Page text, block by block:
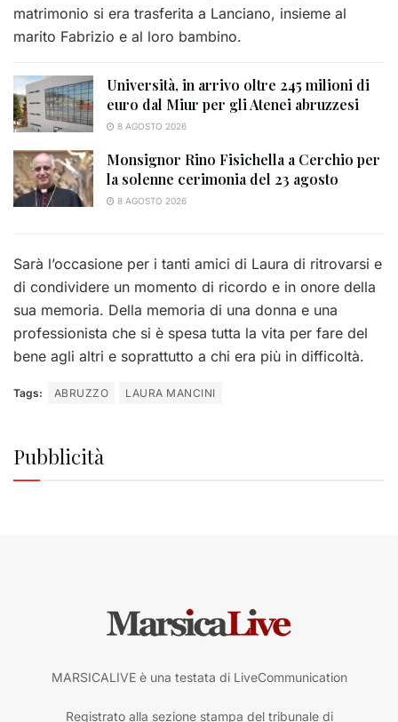
matrimonio si era trasferita a Lanciano, insieme al
marito Fabrizio e al loro bambino.
Università, in arrivo oltre 245 milioni di
euro dal Miur per gli Atenei abruzzesi
8 AGOSTO 2026
Monsignor Rino Fisichella a Cerchio per
la solenne cerimonia del 23 agosto
8 AGOSTO 2026
Sarà l’occasione per i tanti amici di Laura di ritrovarsi e
di condividere un momento di ricordo e in onore della
sua memoria. Della memoria di una donna e una
professionista che si è spesa tutta la vita per fare del
bene agli altri e soprattutto a chi era più in difficoltà.
Tags: ABRUZZO LAURA MANCINI
Pubblicità
MARSICALIVE è una testata di LiveCommunication
Registrato alla sezione stampa del tribunale di